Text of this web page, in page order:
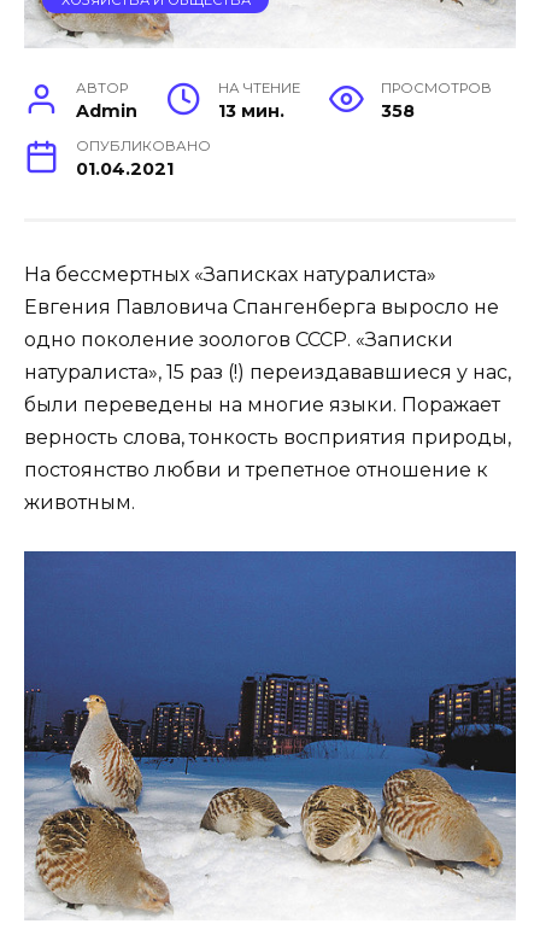
АВТОР
Admin
НА ЧТЕНИЕ
13 мин.
ПРОСМОТРОВ
358
ОПУБЛИКОВАНО
01.04.2021
На бессмертных «Записках натуралиста»
Евгения Павловича Спангенберга выросло не
одно поколение зоологов СССР. «Записки
натуралиста», 15 раз (!) переиздававшиеся у нас,
были переведены на многие языки. Поражает
верность слова, тонкость восприятия природы,
постоянство любви и трепетное отношение к
животным.